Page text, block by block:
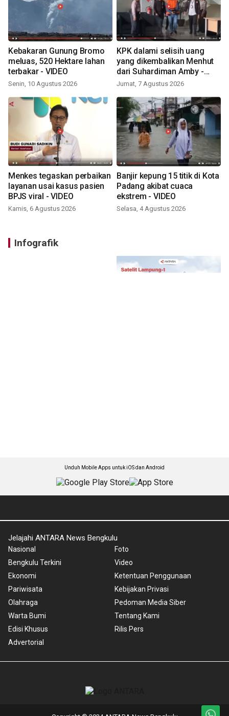
Kebakaran Gunung Bromo
meluas, 520 Hektare lahan
terbakar - VIDEO
Senin, 10 Agustus 2026
KPK dalami selisih uang
yang dikembalikan Menhut
dari Suhardiman Amby -
VIDEO
Jumat, 7 Agustus 2026
Menkes tegaskan perbaikan
layanan usai kasus pasien
BPJS viral - VIDEO
Kamis, 6 Agustus 2026
Banjir kepung 15 titik di Kota
Padang akibat cuaca
ekstrem - VIDEO
Selasa, 4 Agustus 2026
Infografik
Unduh Mobile Apps untuk iOS dan Android
Jelajahi ANTARA News Bengkulu
Nasional
Bengkulu Terkini
Ekonomi
Pariwisata
Olahraga
Warta Bumi
Edisi Khusus
Advertorial
Foto
Video
Ketentuan Penggunaan
Kebijakan Privasi
Pedoman Media Siber
Tentang Kami
Rilis Pers